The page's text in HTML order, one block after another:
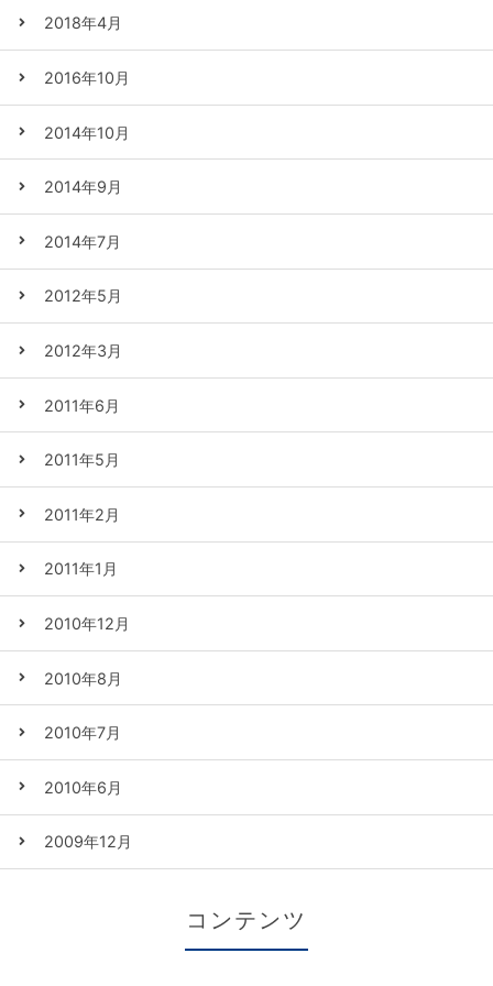
2018年4月
2016年10月
2014年10月
2014年9月
2014年7月
2012年5月
2012年3月
2011年6月
2011年5月
2011年2月
2011年1月
2010年12月
2010年8月
2010年7月
2010年6月
2009年12月
コンテンツ